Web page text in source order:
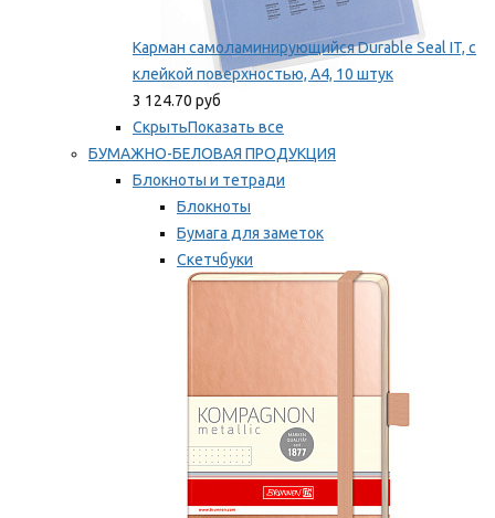
Карман самоламинирующийся Durable Seal IT, с
клейкой поверхностью, A4, 10 штук
3 124.70 руб
СкрытьПоказать все
БУМАЖНО-БЕЛОВАЯ ПРОДУКЦИЯ
Блокноты и тетради
Блокноты
Бумага для заметок
Скетчбуки
Тетради